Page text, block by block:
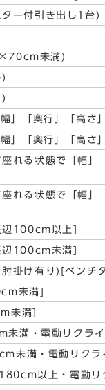
ー付引き出し1台)
未満)
」「奥行」「高さ
」「奥行」「高さ
れる状態で「幅
れる状態で「幅
辺100cm以上]
辺100cm未満]
掛け有り)[ベンチ
未満]
未満]
満・電動リクライ
未満・電動リクラ
以上・電動リ